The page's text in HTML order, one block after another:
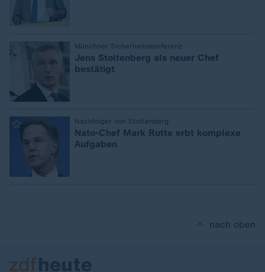
Münchner Sicherheitskonferenz
Jens Stoltenberg als neuer Chef
bestätigt
Nachfolger von Stoltenberg
Nato-Chef Mark Rutte erbt komplexe
Aufgaben
nach oben